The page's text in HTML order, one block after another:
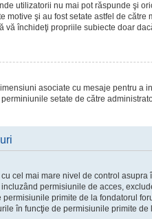
utilizatorii nu mai pot răspunde şi
motive şi au fost setate astfel de către
vă închideţi propriile subiecte doar
asociate cu mesaje pentru a
setate de către
cel mai mare nivel de control asupra
permisiunile de acces,
permisiunile primite de la fondatorul
în funcţie de permisiunile primite de